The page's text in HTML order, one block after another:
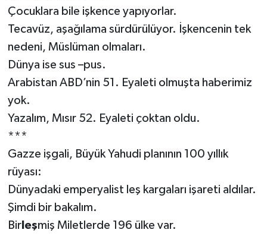
Çocuklara bile işkence yapıyorlar.
Tecavüz, aşağılama sürdürülüyor. İşkencenin tek
nedeni, Müslüman olmaları.
Dünya ise sus –pus.
Arabistan ABD’nin 51. Eyaleti olmuşta haberimiz
yok.
Yazalım, Mısır 52. Eyaleti çoktan oldu.
***
Gazze işgali, Büyük Yahudi planının 100 yıllık
rüyası:
Dünyadaki emperyalist leş kargaları işareti aldılar.
Şimdi bir bakalım.
Birleşmiş Miletlerde 196 ülke var.